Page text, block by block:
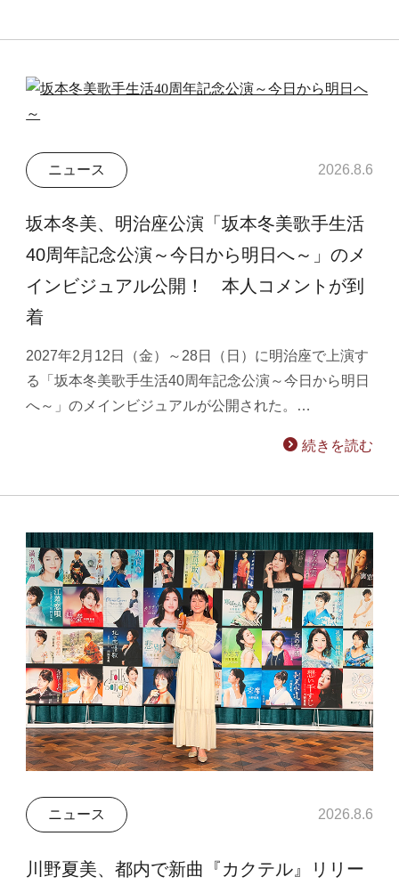
ニュース 2026.8.6
坂本冬美、明治座公演「坂本冬美歌手生活
40周年記念公演～今日から明日へ～」のメ
インビジュアル公開！ 本人コメントが到
着
2027年2月12日（金）～28日（日）に明治座で上演す
る「坂本冬美歌手生活40周年記念公演～今日から明日
へ～」のメインビジュアルが公開された。…
続きを読む
ニュース 2026.8.6
川野夏美、都内で新曲『カクテル』リリー